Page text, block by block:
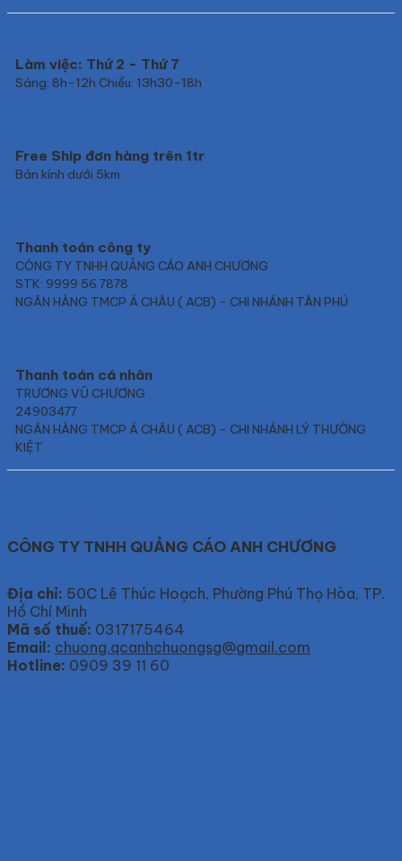
Làm việc: Thứ 2 - Thứ 7
Sáng: 8h-12h Chiều: 13h30-18h
Free Ship đơn hàng trên 1tr
Bán kính dưới 5km
Thanh toán công ty
CÔNG TY TNHH QUẢNG CÁO ANH CHƯƠNG
STK: 9999 56 7878
NGÂN HÀNG TMCP Á CHÂU ( ACB) - CHI NHÁNH TÂN PHÚ
Thanh toán cá nhân
TRƯƠNG VŨ CHƯƠNG
24903477
NGÂN HÀNG TMCP Á CHÂU ( ACB) - CHI NHÁNH LÝ THƯỜNG
KIỆT
CÔNG TY TNHH QUẢNG CÁO ANH CHƯƠNG
Địa chỉ: 50C Lê Thúc Hoạch, Phường Phú Thọ Hòa, TP.
Hồ Chí Minh
Mã số thuế: 0317175464
Email: chuong.qcanhchuongsg@gmail.com
Hotline: 0909 39 11 60